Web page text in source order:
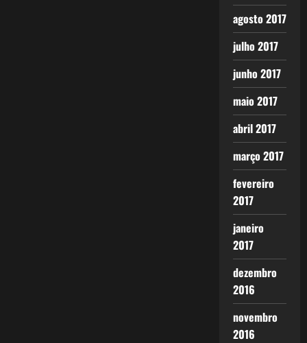
agosto 2017
julho 2017
junho 2017
maio 2017
abril 2017
março 2017
fevereiro
2017
janeiro
2017
dezembro
2016
novembro
2016